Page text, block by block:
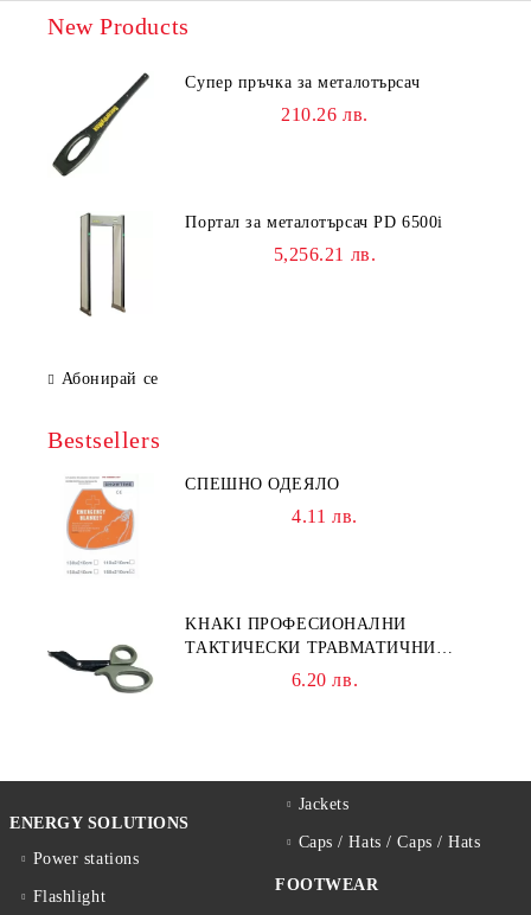
New Products
Супер пръчка за металотърсач
210.26 лв.
Портал за металотърсач PD 6500i
5,256.21 лв.
Абонирай се
Bestsellers
СПЕШНО ОДЕЯЛО
4.11 лв.
KHAKI ПРОФЕСИОНАЛНИ
ТАКТИЧЕСКИ ТРАВМАТИЧНИ
НОЖИЦИ НОЖИЦА
6.20 лв.
ENERGY SOLUTIONS
Power stations
Flashlight
Jackets
Caps / Hats / Caps / Hats
FOOTWEAR